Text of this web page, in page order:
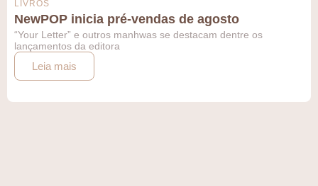
LIVROS
NewPOP inicia pré-vendas de agosto
“Your Letter” e outros manhwas se destacam dentre os
lançamentos da editora
Leia mais